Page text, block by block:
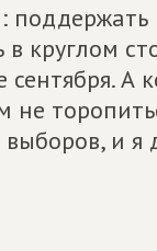
круглом
А
выборов, и